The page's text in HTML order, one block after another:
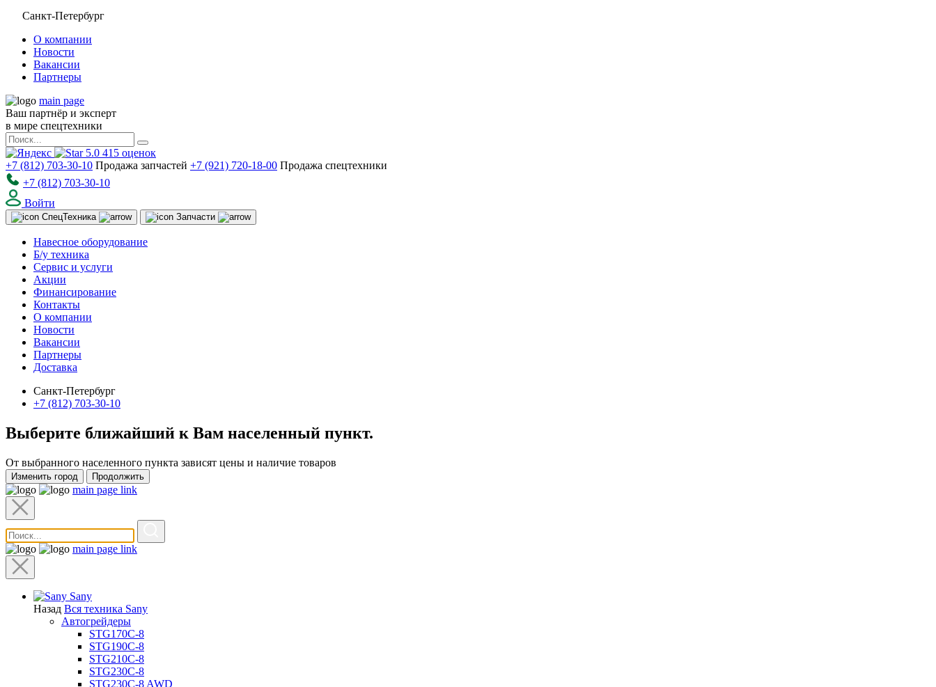
Санкт-Петербург
О компании
Новости
Вакансии
Партнеры
main page
Ваш партнёр и эксперт
в мире спецтехники
5.0 415 оценок
+7 (812) 703-30-10 Продажа запчастей +7 (921) 720-18-00 Продажа спецтехники
+7 (812) 703-30-10
Войти
СпецТехника Запчасти
Навесное оборудование
Б/у техника
Сервис и услуги
Акции
Финансирование
Контакты
О компании
Новости
Вакансии
Партнеры
Доставка
Санкт-Петербург
+7 (812) 703-30-10
Выберите ближайший к Вам населенный пункт.
От выбранного населенного пункта зависят цены и наличие товаров
Изменить город Продолжить
main page link
main page link
Sany
Назад Вся техника Sany
Автогрейдеры
STG170C-8
STG190C-8
STG210C-8
STG230C-8
STG230C-8 AWD